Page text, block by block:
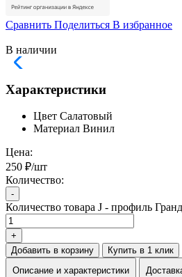
Сравнить Поделиться В избранное
В наличии
Характеристики
Цвет Салатовый
Материал Винил
Цена:
250 ₽/шт
Количество:
-
Количество товара J - профиль
+
Добавить в корзину
Купить в 1 клик
Описание и характеристики